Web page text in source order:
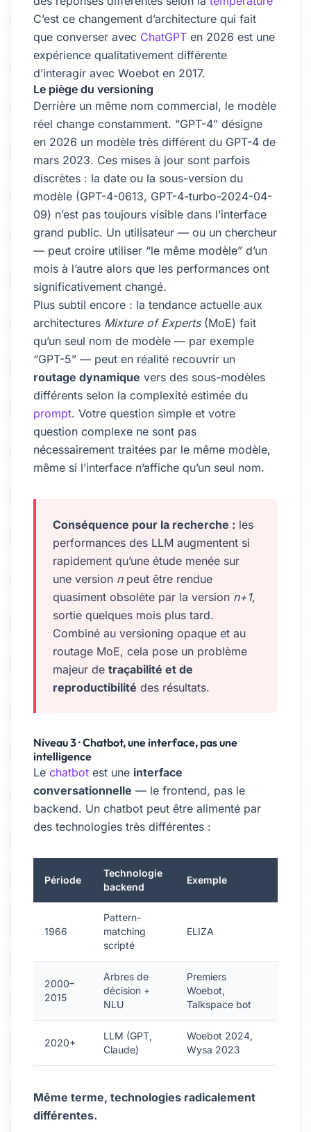
C’est ce changement d’architecture qui fait
que converser avec ChatGPT en 2026 est une
expérience qualitativement différente
d’interagir avec Woebot en 2017.
Le piège du versioning
Derrière un même nom commercial, le modèle
réel change constamment. “GPT-4” désigne
en 2026 un modèle très différent du GPT-4 de
mars 2023. Ces mises à jour sont parfois
discrètes : la date ou la sous-version du
modèle (GPT-4-0613, GPT-4-turbo-2024-04-
09) n’est pas toujours visible dans l’interface
grand public. Un utilisateur — ou un chercheur
— peut croire utiliser “le même modèle” d’un
mois à l’autre alors que les performances ont
significativement changé.
Plus subtil encore : la tendance actuelle aux
architectures Mixture of Experts(MoE) fait
qu’un seul nom de modèle — par exemple
“GPT-5” — peut en réalité recouvrir un
routage dynamique vers des sous-modèles
différents selon la complexité estimée du
prompt. Votre question simple et votre
question complexe ne sont pas
nécessairement traitées par le même modèle,
même si l’interface n’affiche qu’un seul nom.
Conséquence pour la recherche : les
performances des LLM augmentent si
rapidement qu’une étude menée sur
une version npeut être rendue
quasiment obsolète par la version n+1,
sortie quelques mois plus tard.
Combiné au versioning opaque et au
routage MoE, cela pose un problème
majeur de traçabilité et de
reproductibilité des résultats.
Niveau 3 · Chatbot, une interface, pas une
intelligence
Le chatbot est une interface
conversationnelle — le frontend, pas le
backend. Un chatbot peut être alimenté par
des technologies très différentes :
Période
Technologie
backend
Exemple
1966
Pattern-
matching
scripté
ELIZA
2000–
2015
Arbres de
décision +
NLU
Premiers
Woebot,
Talkspace bot
2020+
LLM (GPT,
Claude)
Woebot 2024,
Wysa 2023
Même terme, technologies radicalement
différentes.